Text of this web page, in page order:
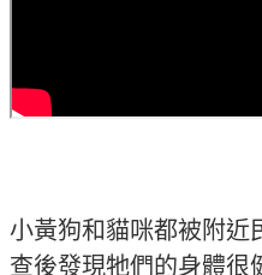
小黃狗和貓咪都被附近
查後發現牠們的身體